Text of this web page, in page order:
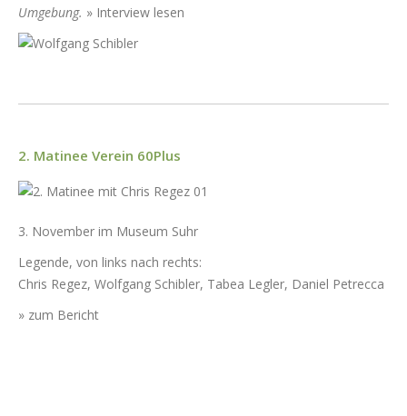
Umge­bung. » Inter­view lesen
2. Matinee Verein 60Plus
3. Novem­ber im Muse­um Suhr
Leg­ende, von links nach rechts:
Chris Regez, Wolf­gang Schi­bler, Tabea Legler, Daniel Petrec­ca
» zum Bericht